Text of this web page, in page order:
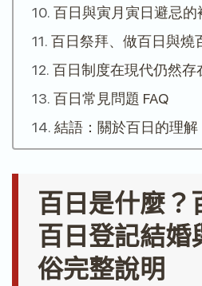
百日與寅月寅日避忌的
百日祭拜、做百日與燒
百日制度在現代仍然存
百日常見問題 FAQ
結語：關於百日的理解
百日是什麼？
百日登記結婚
俗完整說明